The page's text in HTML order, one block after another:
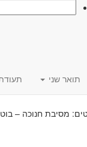
תואר שני
מסיבת חנוכה –